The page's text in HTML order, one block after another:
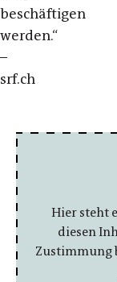
beschäftigen
werden.“
–
srf.ch
Hier steht
diesen
Zustimmung